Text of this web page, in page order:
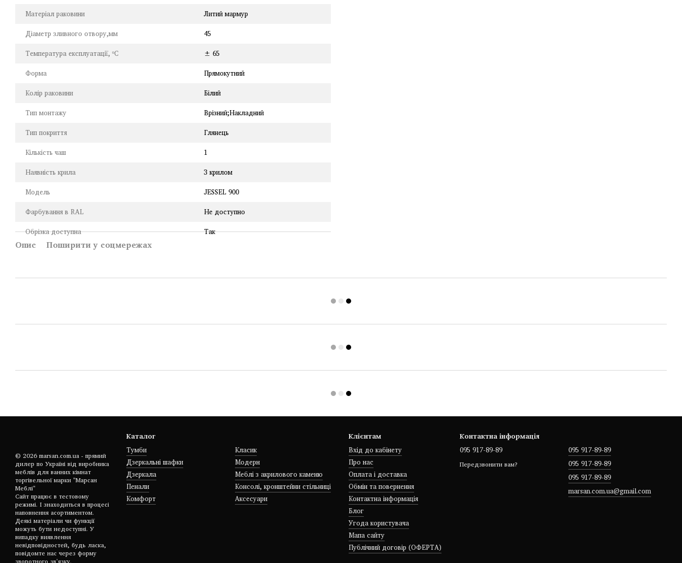
Матеріал раковини
Литий мармур
Діаметр зливного отвору,мм
45
Температура експлуатації, ºC
± 65
Форма
Прямокутний
Колір раковини
Білий
Тип монтажу
Врізний;Накладний
Тип покриття
Глянець
Кількість чаш
1
Наявність крила
З крилом
Модель
JESSEL 900
Фарбування в RAL
Не доступно
Обрізка доступна
Так
Опис Поширити у соцмережах
© 2026 marsan.com.ua - прямий
дилер по Україні від виробника
меблів для ванних кімнат
торгівельної марки "Марсан
Меблі"
Сайт працює в тестовому
режимі. І знаходиться в процесі
наповнення асортиментом.
Деякі матеріали чи функції
можуть бути недоступні. У
випадку виявлення
невідповідностей, будь ласка,
повідомте нас через форму
Каталог
Тумби
Дзеркальні шафки
Дзеркала
Пенали
Комфорт
Класик
Модерн
Меблі з акрилового каменю
Консолі, кронштейни стільниці
Аксесуари
Клієнтам
Вхід до кабінету
Про нас
Оплата і доставка
Обмін та повернення
Контактна інформація
Блог
Угода користувача
Мапа сайту
Публічний договір (ОФЕРТА)
Контактна інформація
095 917-89-89
Передзвонити вам?
095 917-89-89
095 917-89-89
095 917-89-89
marsan.com.ua@gmail.com